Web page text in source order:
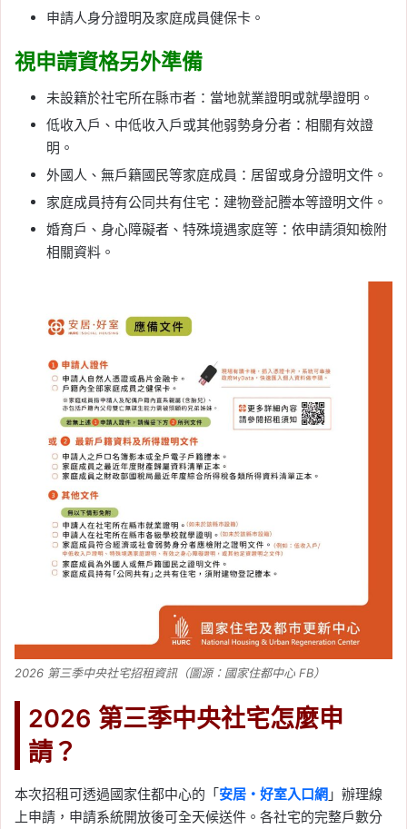
申請人身分證明及家庭成員健保卡。
視申請資格另外準備
未設籍於社宅所在縣市者：當地就業證明或就學證明。
低收入戶、中低收入戶或其他弱勢身分者：相關有效證
明。
外國人、無戶籍國民等家庭成員：居留或身分證明文件。
家庭成員持有公同共有住宅：建物登記謄本等證明文件。
婚育戶、身心障礙者、特殊境遇家庭等：依申請須知檢附
相關資料。
2026 第三季中央社宅招租資訊（圖源：國家住都中心 FB）
2026 第三季中央社宅怎麼申
請？
本次招租可透過國家住都中心的「安居・好室入口網 」辦理線
上申請，申請系統開放後可全天候送件。各社宅的完整戶數分